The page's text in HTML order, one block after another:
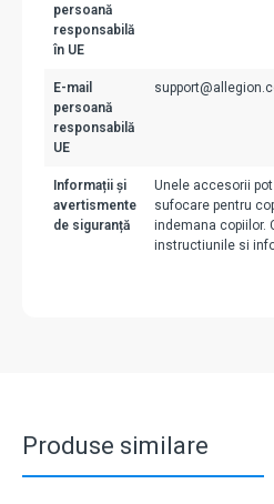
persoană
responsabilă
în UE
E-mail
persoană
responsabilă
UE
Informații și
avertismente
de siguranță
Unele accesorii
sufocare pentru
indemana copiilor.
instructiunile si
Produse similare